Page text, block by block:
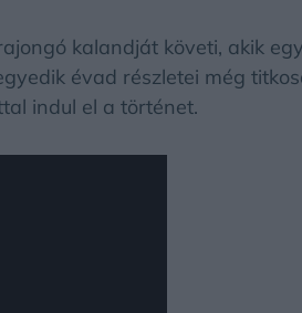
kalandját követi, akik
évad részletei még
indul el a történet.